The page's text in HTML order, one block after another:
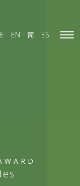
EN 简 ES